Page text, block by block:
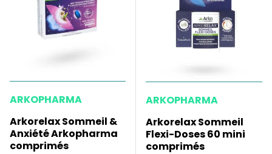
ARKOPHARMA
Arkorelax Sommeil &
Anxiété Arkopharma
comprimés
ARKOPHARMA
Arkorelax Sommeil
Flexi-Doses 60 mini
comprimés